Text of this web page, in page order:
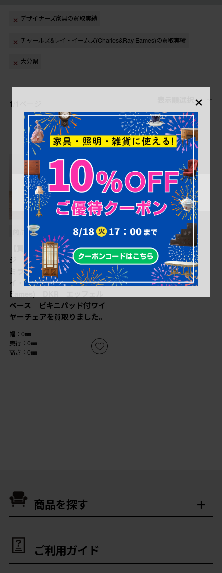
デザイナーズ家具の買取実績
チャールズ&レイ・イームズ(Charles&Ray Eames)の買取実績
大分県
1/1ページ
商品番号 B-068273
【買取】アメリカビンテー
ジ Hermanmiller(ハーマン
ミラー社) チャールズ&レ
イ・イームズ(Charles & Ray
Eames) DKR エッフェル
ベース ビキニパッド付ワイ
ヤーチェアを買取りました。
幅：0㎜
奥行：0㎜
高さ：0㎜
商品を探す
ご利用ガイド
×